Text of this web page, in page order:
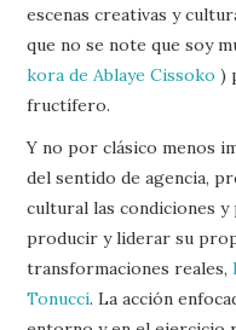
escenas creativas y
que no se note que soy
kora de Ablaye Cissoko)
fructífero.
Y no por clásico menos
del sentido de agencia,
cultural las condiciones
producir y liderar su
transformaciones reales,
Tonucci. La acción